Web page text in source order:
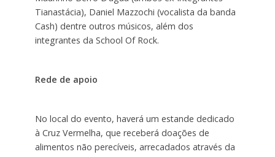
Tianastácia), Daniel Mazzochi (vocalista da banda
Cash) dentre outros músicos, além dos
integrantes da School Of Rock.
Rede de apoio
No local do evento, haverá um estande dedicado
à Cruz Vermelha, que receberá doações de
alimentos não perecíveis, arrecadados através da